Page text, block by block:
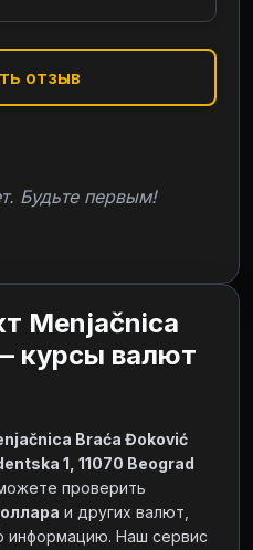
отзыв
Будьте первым!
Menjačnica
курсы валют
Braća Đoković
1, 11070 Beograd
и других валют,